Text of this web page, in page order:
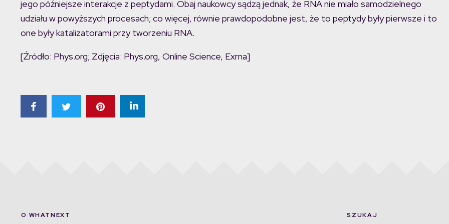
jego późniejsze interakcje z peptydami. Obaj naukowcy sądzą jednak, że RNA nie miało samodzielnego
udziału w powyższych procesach; co więcej, równie prawdopodobne jest, że to peptydy były pierwsze i to
one były katalizatorami przy tworzeniu RNA.
[Źródło: Phys.org; Zdjęcia: Phys.org, Online Science, Exrna]
O WHATNEXT SZUKAJ